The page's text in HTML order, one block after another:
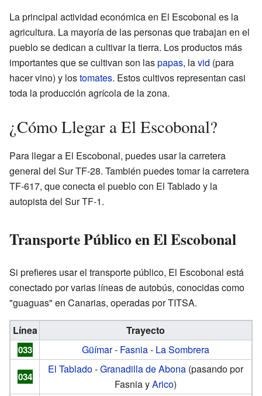
La principal actividad económica en El Escobonal es la
agricultura. La mayoría de las personas que trabajan en el
pueblo se dedican a cultivar la tierra. Los productos más
importantes que se cultivan son laspapas, lavid (para
hacer vino) y lostomates. Estos cultivos representan casi
toda la producción agrícola de la zona.
¿Cómo Llegar a El Escobonal?
Para llegar a El Escobonal, puedes usar la carretera
general del Sur TF-28. También puedes tomar la carretera
TF-617, que conecta el pueblo con El Tablado y la
autopista del Sur TF-1.
Transporte Público en El Escobonal
Si prefieres usar el transporte público, El Escobonal está
conectado por varias líneas de autobús, conocidas como
"guaguas" en Canarias, operadas por TITSA.
Línea Trayecto
033 Güímar- Fasnia- La Sombrera
034
El Tablado-Granadilla de Abona (pasando por
Fasnia yArico)